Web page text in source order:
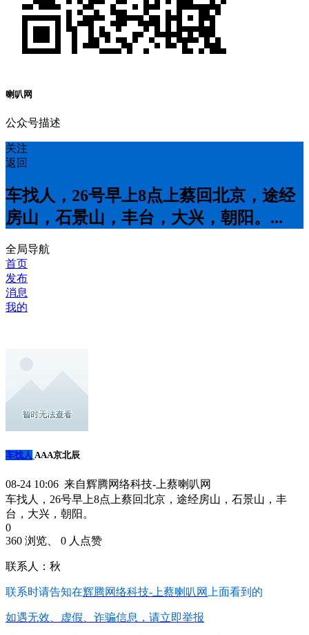
喇叭网
公众号描述
关注
返回
车找人，26号早上8点上蔡回北京，途经
房山，石景山，丰台，大兴，朝阳。...
全局导航
首页
发布
消息
我的
车找人 AAA京北辰
08-24 10:06 来自辉腾网络科技-上蔡喇叭网
车找人，26号早上8点上蔡回北京，途经房山，石景山，丰
台，大兴，朝阳。
0
360 浏览、 0 人点赞
联系人：秋
联系时请告知在辉腾网络科技-上蔡喇叭网 上面看到的
如遇无效、虚假、诈骗信息，请立即举报